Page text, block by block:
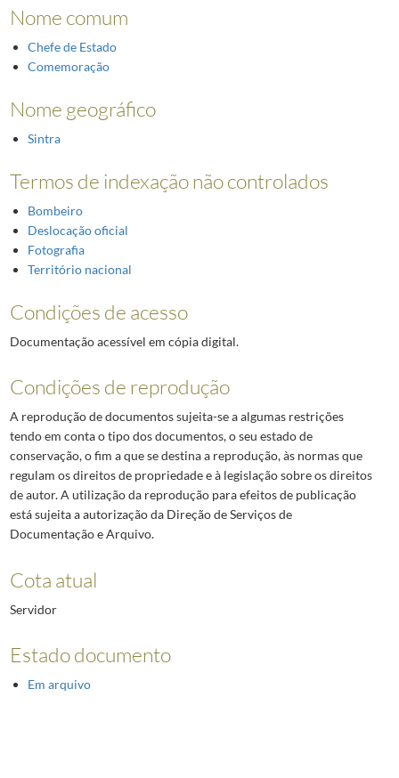
Nome comum
Chefe de Estado
Comemoração
Nome geográfico
Sintra
Termos de indexação não controlados
Bombeiro
Deslocação oficial
Fotografia
Território nacional
Condições de acesso
Documentação acessível em cópia digital.
Condições de reprodução
A reprodução de documentos sujeita-se a algumas restrições
tendo em conta o tipo dos documentos, o seu estado de
conservação, o fim a que se destina a reprodução, às normas que
regulam os direitos de propriedade e à legislação sobre os direitos
de autor. A utilização da reprodução para efeitos de publicação
está sujeita a autorização da Direção de Serviços de
Documentação e Arquivo.
Cota atual
Servidor
Estado documento
Em arquivo